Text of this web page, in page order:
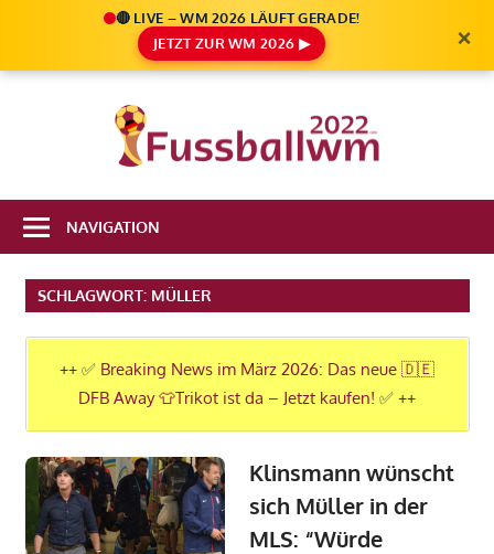
🔴 LIVE – WM 2026 LÄUFT GERADE!
JETZT ZUR WM 2026 ▶
×
2022
Infos
FIFA
Fußball
WM
NAVIGATION
SCHLAGWORT: MÜLLER
++ ✅ Breaking News im März 2026: Das neue 🇩🇪
DFB Away 👕Trikot ist da – Jetzt kaufen! ✅ ++
Klinsmann wünscht
sich Müller in der
MLS: “Würde